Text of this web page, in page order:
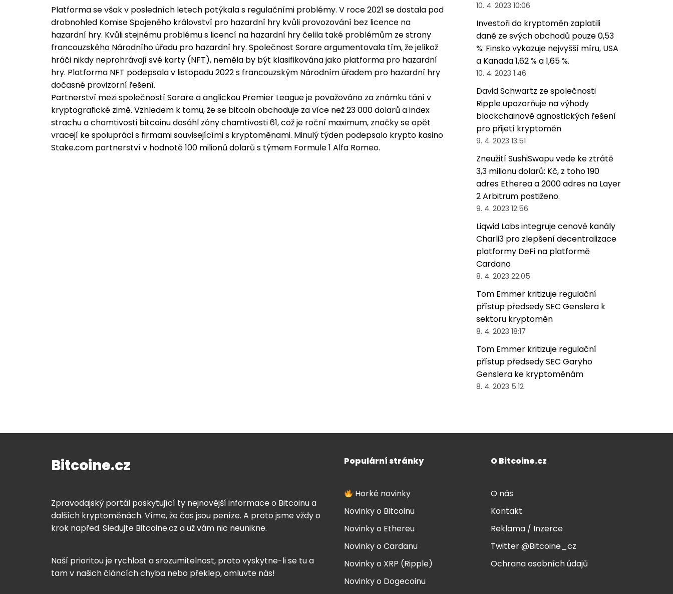
Platforma se však v posledních letech potýkala s regulačními problémy. V roce 2021 se dostala pod
drobnohled Komise Spojeného království pro hazardní hry kvůli provozování bez licence na
hazardní hry. Kvůli stejnému problému s licencí na hazardní hry čelila také problémům ze strany
francouzského Národního úřadu pro hazardní hry. Společnost Sorare argumentovala tím, že jelikož
hráči nikdy neprohrávají své karty (NFT), neměla by být klasifikována jako platforma pro hazardní
hry. Platforma NFT podepsala v listopadu 2022 s francouzským Národním úřadem pro hazardní hry
dočasné provizorní řešení.
Partnerství mezi společností Sorare a anglickou Premier League je považováno za známku tání v
kryptografické zimě. Vzhledem k tomu, že se bitcoin obchoduje za více než 23 000 dolarů a index
strachu a chamtivosti bitcoinu dosáhl zóny chamtivosti 61, což je roční maximum, značky se opět
vracejí ke spolupráci s firmami souvisejícími s kryptoměnami. Minulý týden podepsalo krypto kasino
Stake.com partnerství v hodnotě 100 milionů dolarů s týmem Formule 1 Alfa Romeo.
10. 4. 2023 10:06
Investoři do kryptoměn zaplatili
daně ze svých obchodů pouze 0,53
%: Finsko vykazuje nejvyšší míru, USA
a Kanada 1,62 % a 1,65 %.
10. 4. 2023 1:46
David Schwartz ze společnosti
Ripple upozorňuje na výhody
blockchainově agnostických řešení
pro přijetí kryptoměn
9. 4. 2023 13:51
Zneužití SushiSwapu vede ke ztrátě
3,3 milionu dolarů: Kč, z toho 190
adres Etherea a 2000 adres na Layer
2 Arbitrum postiženo.
9. 4. 2023 12:56
Liqwid Labs integruje cenové kanály
Charli3 pro zlepšení decentralizace
platformy DeFi na platformě
Cardano
8. 4. 2023 22:05
Tom Emmer kritizuje regulační
přístup předsedy SEC Genslera k
sektoru kryptoměn
8. 4. 2023 18:17
Tom Emmer kritizuje regulační
přístup předsedy SEC Garyho
Genslera ke kryptoměnám
8. 4. 2023 5:12
Bitcoine.cz
Zpravodajský portál poskytující ty nejnovější informace o Bitcoinu a
dalších kryptoměnách. Víme, že čas jsou peníze. A proto jsme vždy o
krok napřed. Sledujte Bitcoine.cz a už vám nic neunikne.
Naší prioritou je rychlost a srozumitelnost, proto vyskytne-li se tu a
tam v našich článcích chyba nebo překlep, omluvte nás!
Populární stránky
Horké novinky
Novinky o Bitcoinu
Novinky o Ethereu
Novinky o Cardanu
Novinky o XRP (Ripple)
Novinky o Dogecoinu
O Bitcoine.cz
O nás
Kontakt
Reklama / Inzerce
Twitter @Bitcoine_cz
Ochrana osobních údajů